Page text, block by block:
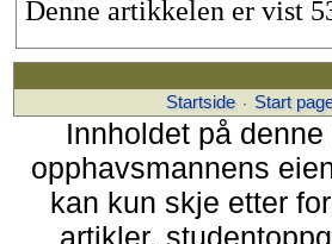
Denne artikkelen er vist
Startside · Start
Innholdet på
opphavsmannens
kan kun skje etter
artikler,